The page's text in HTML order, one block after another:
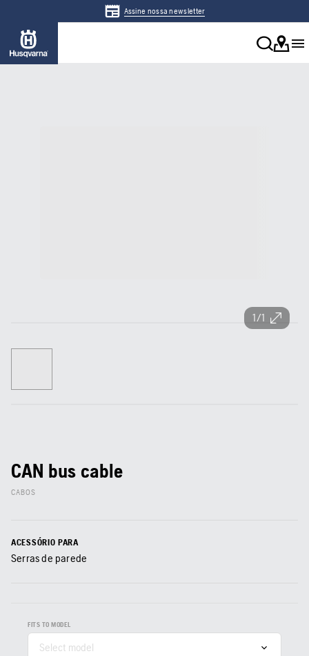
Assine nossa newsletter
1/1
CAN bus cable
CABOS
ACESSÓRIO PARA
Serras de parede
FITS TO MODEL
Select model